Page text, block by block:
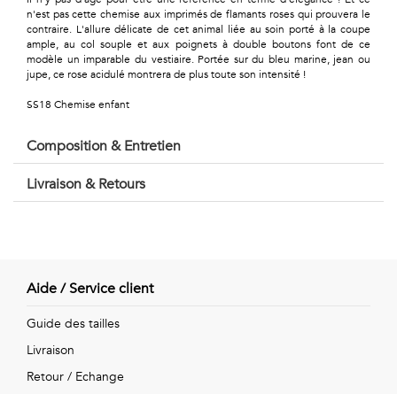
Géométriques
Talents
Métiers
Petits
motifs
Voyages
n'est pas cette chemise aux imprimés de flamants roses qui prouvera le
contraire. L'allure délicate de cet animal liée au soin porté à la coupe
ample, au col souple et aux poignets à double boutons font de ce
modèle un imparable du vestiaire. Portée sur du bleu marine, jean ou
jupe, ce rose acidulé montrera de plus toute son intensité !
SS18 Chemise enfant
Composition & Entretien
Livraison & Retours
Aide / Service client
Guide des tailles
Livraison
Retour / Echange